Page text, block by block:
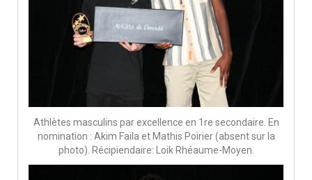
Athlètes masculins par excellence en 1re secondaire. En
nomination : Akim Faila et Mathis Poirier (absent sur la
photo). Récipiendaire: Loik Rhéaume-Moyen.